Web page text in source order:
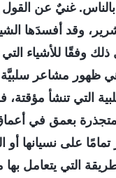
غنيٌ عن القول
وقد أفسدَها
ذلك وفقًا للأشياء
هي ظهور مشاعر
التي تنشأ
متجذرة بعمق في
تمامًا على نسيانها
التي يتعامل بها